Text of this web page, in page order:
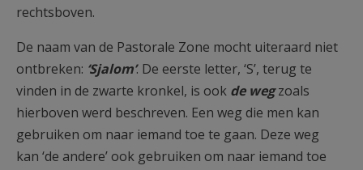
rechtsboven.
De naam van de Pastorale Zone mocht uiteraard niet
ontbreken: ‘Sjalom’. De eerste letter, ‘S’, terug te
vinden in de zwarte kronkel, is ook de wegzoals
hierboven werd beschreven. Een weg die men kan
gebruiken om naar iemand toe te gaan. Deze weg
kan ‘de andere’ ook gebruiken om naar iemand toe